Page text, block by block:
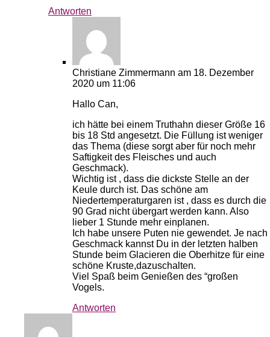
Antworten
Christiane Zimmermann am 18. Dezember
2020 um 11:06
Hallo Can,
ich hätte bei einem Truthahn dieser Größe 16
bis 18 Std angesetzt. Die Füllung ist weniger
das Thema (diese sorgt aber für noch mehr
Saftigkeit des Fleisches und auch
Geschmack).
Wichtig ist , dass die dickste Stelle an der
Keule durch ist. Das schöne am
Niedertemperaturgaren ist , dass es durch die
90 Grad nicht übergart werden kann. Also
lieber 1 Stunde mehr einplanen.
Ich habe unsere Puten nie gewendet. Je nach
Geschmack kannst Du in der letzten halben
Stunde beim Glacieren die Oberhitze für eine
schöne Kruste,dazuschalten.
Viel Spaß beim Genießen des “großen
Vogels.
Antworten